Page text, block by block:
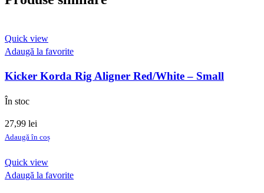
Quick view
Adaugă la favorite
Kicker Korda Rig Aligner Red/White – Small
În stoc
27,99 lei
Adaugă în coș
Quick view
Adaugă la favorite